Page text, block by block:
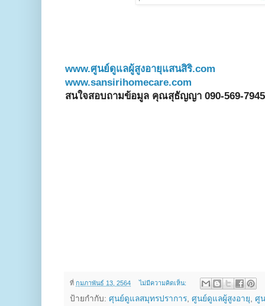
www.ศูนย์ดูแลผู้สูงอายุแสนสิริ.com
www.sansirihomecare.com
สนใจสอบถามข้อมูล คุณสุธัญญา 090-569-
ที่ กุมภาพันธ์ 13, 2564 ไม่มีความคิดเห็น:
ป้ายกำกับ: ศุนย์ดูแลสมุทรปราการ, ศูนย์ดูแลผู้สูงอายุ, ศู